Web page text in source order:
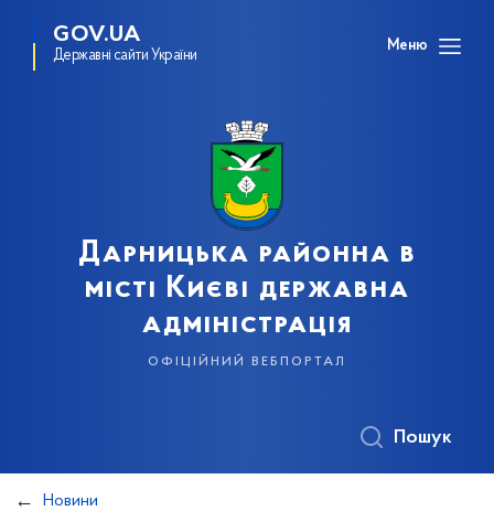
GOV.UA
Державні сайти України
Меню
Дарницька районна в
місті Києві державна
адміністрація
офіційний вебпортал
Пошук
Новини